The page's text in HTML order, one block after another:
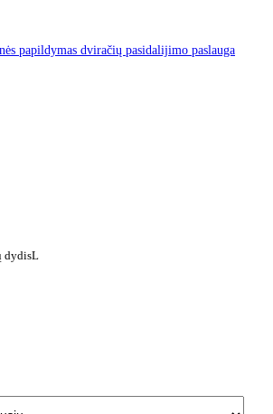
papildymas dviračių pasidalijimo paslauga
dydisL